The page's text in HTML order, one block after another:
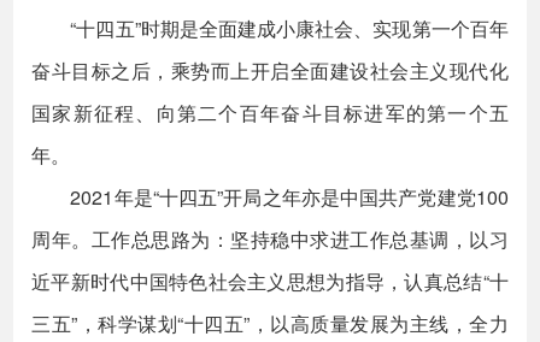
“十四五”时期是全面建成小康社会、实现第一个百年
奋斗目标之后，乘势而上开启全面建设社会主义现代化
国家新征程、向第二个百年奋斗目标进军的第一个五
年。
2021年是“十四五”开局之年亦是中国共产党建党100
周年。工作总思路为：坚持稳中求进工作总基调，以习
近平新时代中国特色社会主义思想为指导，认真总结“十
三五”，科学谋划“十四五”，以高质量发展为主线，全力